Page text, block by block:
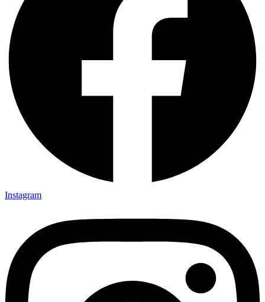
Instagram